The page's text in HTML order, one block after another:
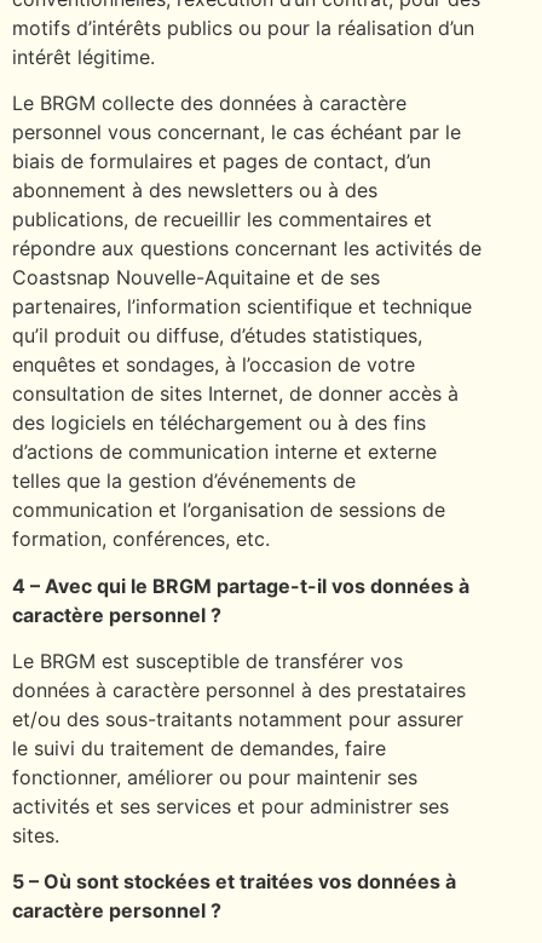
motifs d’intérêts publics ou pour la réalisation d’un
intérêt légitime.
Le BRGM collecte des données à caractère
personnel vous concernant, le cas échéant par le
biais de formulaires et pages de contact, d’un
abonnement à des newsletters ou à des
publications, de recueillir les commentaires et
répondre aux questions concernant les activités de
Coastsnap Nouvelle-Aquitaine et de ses
partenaires, l’information scientifique et technique
qu’il produit ou diffuse, d’études statistiques,
enquêtes et sondages, à l’occasion de votre
consultation de sites Internet, de donner accès à
des logiciels en téléchargement ou à des fins
d’actions de communication interne et externe
telles que la gestion d’événements de
communication et l’organisation de sessions de
formation, conférences, etc.
4 – Avec qui le BRGM partage-t-il vos données à
caractère personnel ?
Le BRGM est susceptible de transférer vos
données à caractère personnel à des prestataires
et/ou des sous-traitants notamment pour assurer
le suivi du traitement de demandes, faire
fonctionner, améliorer ou pour maintenir ses
activités et ses services et pour administrer ses
sites.
5 – Où sont stockées et traitées vos données à
caractère personnel ?